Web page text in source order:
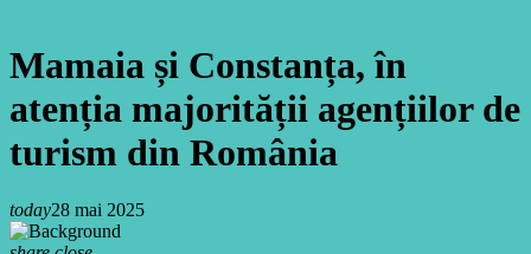
Mamaia și Constanța, în
atenția majorității agențiilor de
turism din România
today28 mai 2025